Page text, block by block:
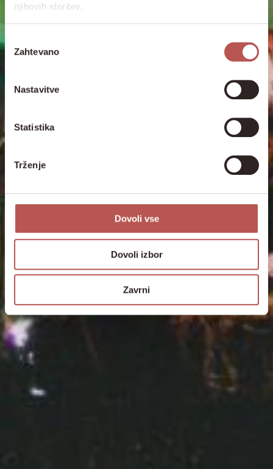
njihovih storitev.
soglasja
Zahtevano
Nastavitve
Statistika
Trženje
Dovoli vse
Dovoli izbor
Zavrni